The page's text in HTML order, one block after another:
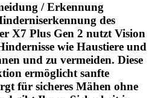
/ Erkennung
des
X7 Plus Gen 2 nutzt Vision
wie Haustiere und
und zu vermeiden. Diese
ermöglicht sanfte
für sicheres Mähen ohne